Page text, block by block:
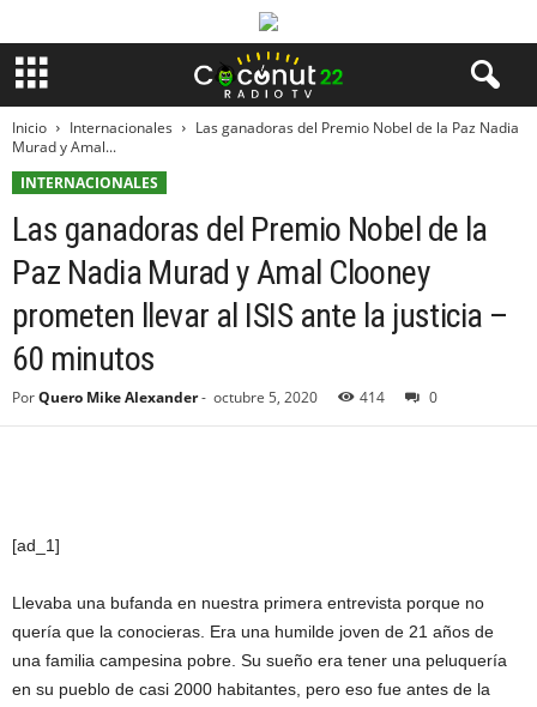
Inicio Internacionales
Las ganadoras del Premio Nobel de la Paz Nadia
Murad y Amal...
INTERNACIONALES
Las ganadoras del Premio Nobel de la
Paz Nadia Murad y Amal Clooney
prometen llevar al ISIS ante la justicia –
60 minutos
PorQuero Mike Alexander- octubre 5, 2020 414 0
[ad_1]
Llevaba una bufanda en nuestra primera entrevista porque no
quería que la conocieras. Era una humilde joven de 21 años de
una familia campesina pobre. Su sueño era tener una peluquería
en su pueblo de casi 2000 habitantes, pero eso fue antes de la